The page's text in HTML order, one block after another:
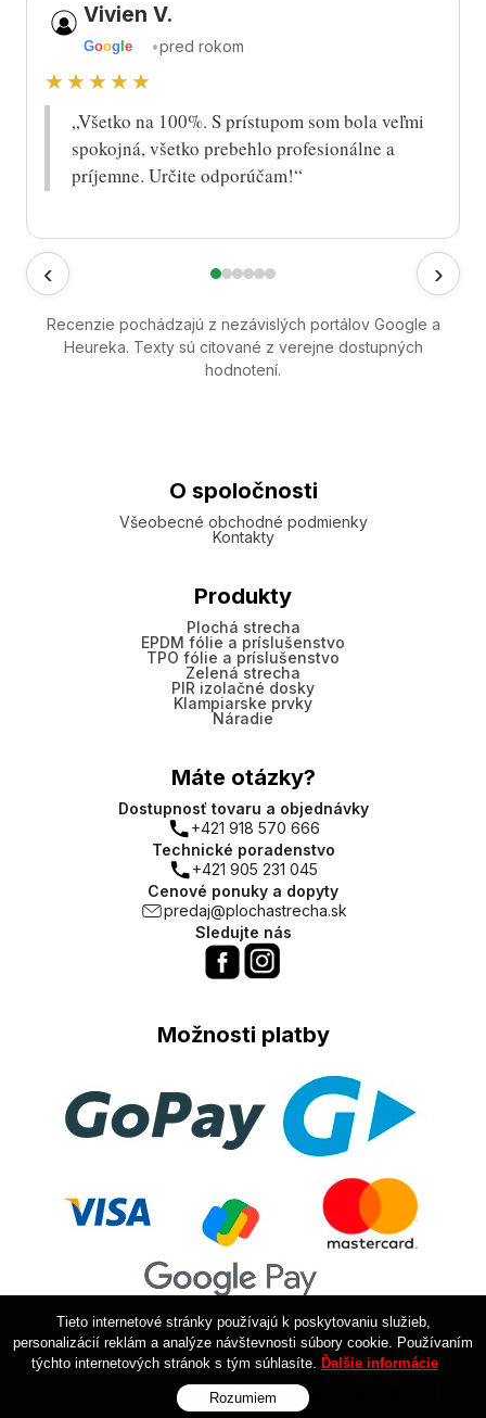
‹
Vivien V.
Goog le •pred rokom
★★★★★
„Všetko na 100%. S prístupom som bola veľmi
spokojná, všetko prebehlo profesionálne a
príjemne. Určite odporúčam!“
›
Recenzie pochádzajú z nezávislých portálov Google a
Heureka. Texty sú citované z verejne dostupných
hodnotení.
O spoločnosti
Všeobecné obchodné podmienky
Kontakty
Produkty
Plochá strecha
EPDM fólie a príslušenstvo
TPO fólie a príslušenstvo
Zelená strecha
PIR izolačné dosky
Klampiarske prvky
Náradie
Máte otázky?
Dostupnosť tovaru a objednávky
+421 918 570 666
Technické poradenstvo
+421 905 231 045
Cenové ponuky a dopyty
predaj@plochastrecha.sk
Sledujte nás
Možnosti platby
© 2026 PlochaStrecha.sk • NextShop e-shop Pohoda Connector
NextCom s.r.o.
Tieto internetové stránky používajú k poskytovaniu služieb,
personalizácií reklám a analýze návštevnosti súbory cookie. Používaním
týchto internetových stránok s tým súhlasíte. Ďalšie informácie
Rozumiem